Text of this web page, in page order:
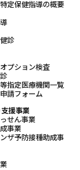
定保健指導の概要
診
プション検査
指定医療機関一覧
請フォーム
援事業
せん事業
事業
ザ予防接種助成事